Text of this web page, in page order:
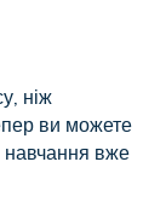
ніж
ви можете
вже